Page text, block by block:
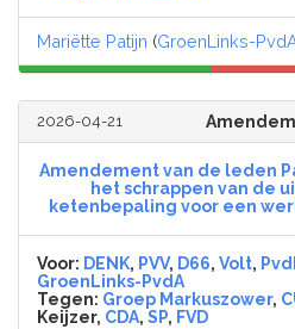
Mariëtte Patijn (GroenLinks-
2026-04-21
Amendement van de leden
het schrappen van de
ketenbepaling voor een
Voor: DENK, PVV, D66, Volt,
GroenLinks-PvdA
Tegen: Groep Markuszower,
Keijzer, CDA, SP, FVD